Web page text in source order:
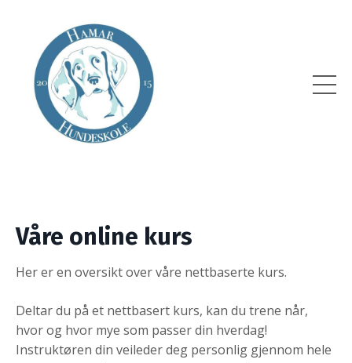
Våre online kurs
Her er en oversikt over våre nettbaserte kurs.
Deltar du på et nettbasert kurs, kan du trene når,
hvor og hvor mye som passer din hverdag!
Instruktøren din veileder deg personlig gjennom hele